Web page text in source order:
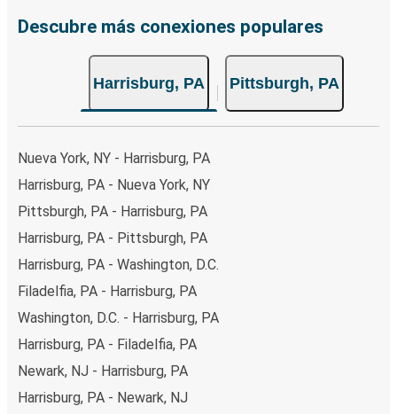
Descubre más conexiones populares
Harrisburg, PA Pittsburgh, PA
Nueva York, NY - Harrisburg, PA
Harrisburg, PA - Nueva York, NY
Pittsburgh, PA - Harrisburg, PA
Harrisburg, PA - Pittsburgh, PA
Harrisburg, PA - Washington, D.C.
Filadelfia, PA - Harrisburg, PA
Washington, D.C. - Harrisburg, PA
Harrisburg, PA - Filadelfia, PA
Newark, NJ - Harrisburg, PA
Harrisburg, PA - Newark, NJ